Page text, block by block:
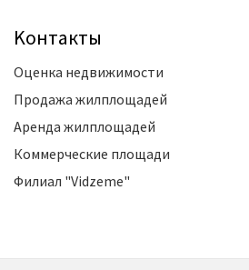
Kонтакты
Оценка недвижимости
Продажа жилплощадей
Аренда жилплощадей
Коммерческие площади
Филиал "Vidzeme"